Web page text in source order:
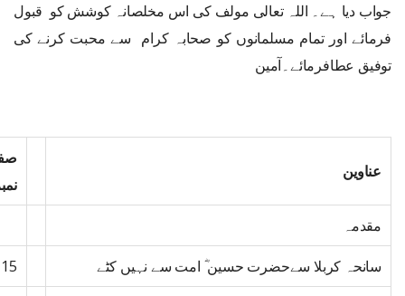
جواب دیا ہے۔ اللہ تعالی مولف کی اس مخلصانہ کوشش کو قبول
فرمائے اور تمام مسلمانوں کو صحابہ کرام سے محبت کرنے کی
توفیق عطافرمائے۔آمین
عناوین
مقدمہ
سانحہ کربلا سےحضرت حسین ؓ امت سے نہیں کٹے 15